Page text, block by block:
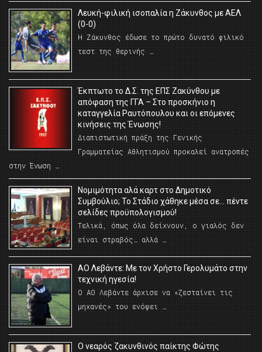
Λευκή-φιλική ισοπαλία η Ζάκυνθος με ΑΕΛ
(0-0)
Η Ζάκυνθος έδωσε το πρώτο δυνατό φιλικό
τεστ της θερινής …
Έκπτωτο το Δ.Σ. της ΕΠΣ Ζακύνθου με
απόφαση της ΓΓΑ – Στο προσκήνιο η
καταγγελία Ραυτόπουλου και οι επόμενες
κινήσεις της Ένωσης!
Διαπιστωτική πράξη της Γενικής
Γραμματείας Αθλητισμού προκαλεί ανατροπές
στην Ένωση …
Νομιμότητα αλά καρτ στο Δημοτικό
Συμβούλιο; Το Στάδιο χάθηκε μέσα σε… πέντε
σελίδες προϋπολογισμού!
Τελικά, όπως όλα δείχνουν, ο γιαλός δεν
είναι στραβός… αλλά …
ΑΟ Λεβάντε: Με τον Χρήστο Γερολυμάτο στην
τεχνική ηγεσία!
Ο ΑΟ Λεβάντε άρχισε να «ζεσταίνει τις
μηχανές» του ενόψει …
O νεαρός ζακυνθινός παίκτης Φώτης